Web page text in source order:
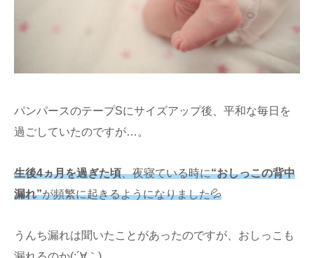
パンパースのテープSにサイズアップ後、平和な毎日を
過ごしていたのですが…。
生後4ヵ月を過ぎた頃、夜寝ている時に“おしっこの背中
漏れ”が頻繁に起きるようになりました💦
うんち漏れは聞いたことがあったのですが、おしっこも